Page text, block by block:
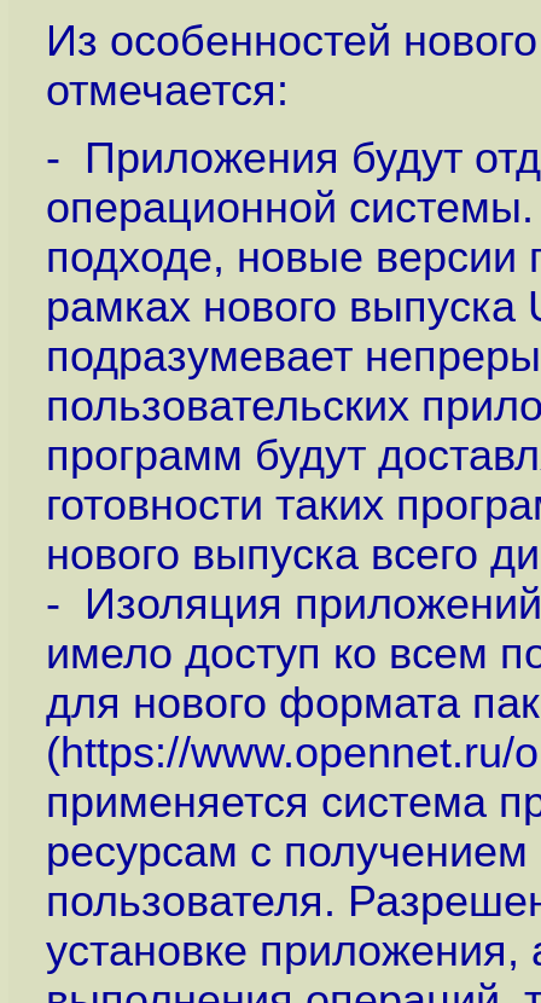
Из особенностей
отмечается:
- Приложения будут
операционной
подходе, новые версии
рамках нового
подразумевает
пользовательских
программ будут
готовности таких
нового выпуска всего
- Изоляция
имело доступ ко всем
для нового формата
(https://www.opennet.ru/
применяется система
ресурсам с
пользователя.
установке